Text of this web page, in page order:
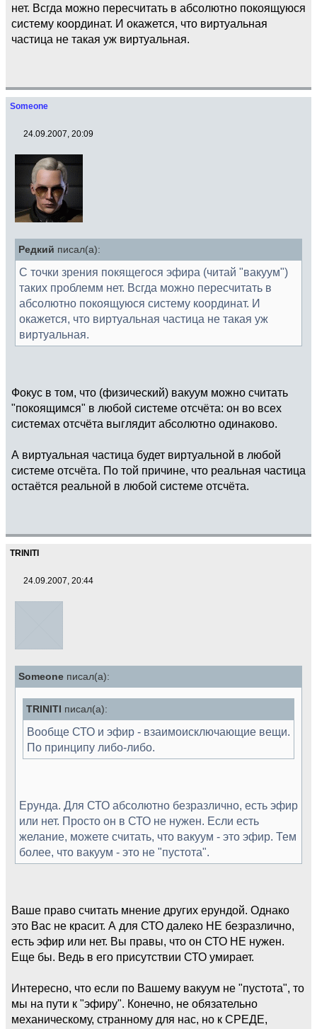
нет. Всгда можно пересчитать в абсолютно покоящуюся
систему координат. И окажется, что виртуальная
частица не такая уж виртуальная.
Someone
24.09.2007, 20:09
Редкий писал(а):
С точки зрения покящегося эфира (читай "вакуум")
таких проблемм нет. Всгда можно пересчитать в
абсолютно покоящуюся систему координат. И
окажется, что виртуальная частица не такая уж
виртуальная.
Фокус в том, что (физический) вакуум можно считать
"покоящимся" в любой системе отсчёта: он во всех
системах отсчёта выглядит абсолютно одинаково.
А виртуальная частица будет виртуальной в любой
системе отсчёта. По той причине, что реальная частица
остаётся реальной в любой системе отсчёта.
TRINITI
24.09.2007, 20:44
Someone писал(а):
TRINITI писал(а):
Вообще СТО и эфир - взаимоисключающие вещи.
По принципу либо-либо.
Ерунда. Для СТО абсолютно безразлично, есть эфир
или нет. Просто он в СТО не нужен. Если есть
желание, можете считать, что вакуум - это эфир. Тем
более, что вакуум - это не "пустота".
Ваше право считать мнение других ерундой. Однако
это Вас не красит. А для СТО далеко НЕ безразлично,
есть эфир или нет. Вы правы, что он СТО НЕ нужен.
Еще бы. Ведь в его присутствии СТО умирает.
Интересно, что если по Вашему вакуум не "пустота", то
мы на пути к "эфиру". Конечно, не обязательно
механическому, странному для нас, но к СРЕДЕ,